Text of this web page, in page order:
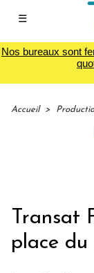
☰
Nos bureaux sont
Accueil >
Transat
place du